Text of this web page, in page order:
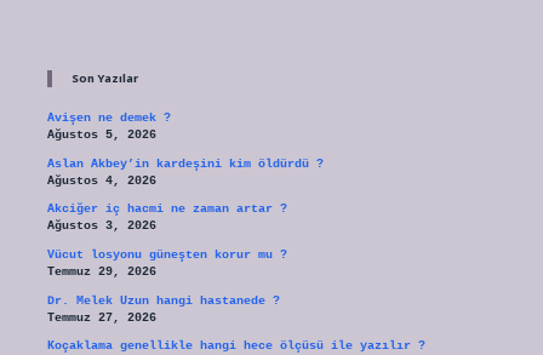
Son Yazılar
Avişen ne demek ?
Ağustos 5, 2026
Aslan Akbey’in kardeşini kim öldürdü ?
Ağustos 4, 2026
Akciğer iç hacmi ne zaman artar ?
Ağustos 3, 2026
Vücut losyonu güneşten korur mu ?
Temmuz 29, 2026
Dr. Melek Uzun hangi hastanede ?
Temmuz 27, 2026
Koçaklama genellikle hangi hece ölçüsü ile yazılır ?